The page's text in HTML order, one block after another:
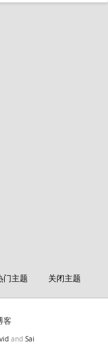
门主题 关闭主题
客
and Sai